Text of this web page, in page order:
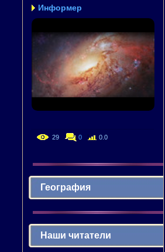
Информер
29 0 0.0
География
Наши читатели